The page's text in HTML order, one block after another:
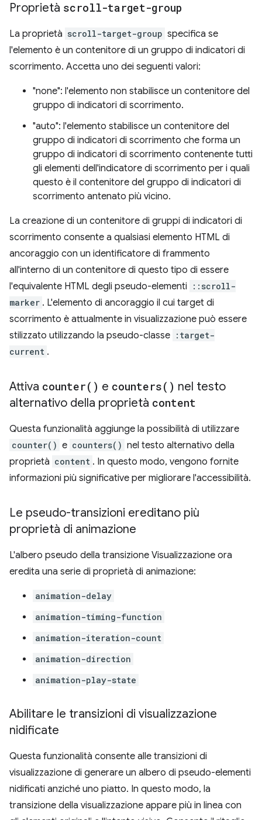
Proprietà scroll-target-group
La proprietà scroll-target-group specifica se
l'elemento è un contenitore di un gruppo di indicatori di
scorrimento. Accetta uno dei seguenti valori:
"none": l'elemento non stabilisce un contenitore del
gruppo di indicatori di scorrimento.
"auto": l'elemento stabilisce un contenitore del
gruppo di indicatori di scorrimento che forma un
gruppo di indicatori di scorrimento contenente tutti
gli elementi dell'indicatore di scorrimento per i quali
questo è il contenitore del gruppo di indicatori di
scorrimento antenato più vicino.
La creazione di un contenitore di gruppi di indicatori di
scorrimento consente a qualsiasi elemento HTML di
ancoraggio con un identificatore di frammento
all'interno di un contenitore di questo tipo di essere
l'equivalente HTML degli pseudo-elementi
::scroll-
marker . L'elemento di ancoraggio il cui target di
scorrimento è attualmente in visualizzazione può essere
stilizzato utilizzando la pseudo-classe :target-
current .
Attiva counter( ) e counters( ) nel testo
alternativo della proprietà content
Questa funzionalità aggiunge la possibilità di utilizzare
counter() e counters() nel testo alternativo della
proprietà content . In questo modo, vengono fornite
informazioni più significative per migliorare l'accessibilità.
Le pseudo-transizioni ereditano più
proprietà di animazione
L'albero pseudo della transizione Visualizzazione ora
eredita una serie di proprietà di animazione:
animation-delay
animation-timing-function
animation-iteration-count
animation-direction
animation-play-state
Abilitare le transizioni di visualizzazione
nidificate
Questa funzionalità consente alle transizioni di
visualizzazione di generare un albero di pseudo-elementi
nidificati anziché uno piatto. In questo modo, la
transizione della visualizzazione appare più in linea con